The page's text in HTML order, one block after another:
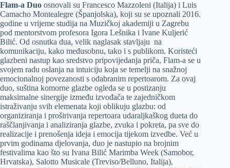
Flam-a Duo osnovali su Francesco Mazzoleni (Italija) i Luis
Camacho Montealegre (Španjolska), koji su se upoznali 2016.
godine u vrijeme studija na Muzičkoj akademiji u Zagrebu
pod mentorstvom profesora Igora Lešnika i Ivane Kuljerić
Bilić. Od osnutka dua, velik naglasak stavljaju na
komunikaciju, kako međusobnu, tako i s publikom. Koristeći
glazbeni nastup kao sredstvo pripovijedanja priča, Flam-a se u
svojem radu oslanja na intuiciju koja se temelji na snažnoj
emocionalnoj povezanosti s odabranim repertoarom. Za ovaj
duo, suština komorne glazbe ogleda se u postizanju
maksimalne sinergije između izvođača te zajedničkom
istraživanju svih elemenata koji oblikuju glazbu: od
organiziranja i proširivanja repertoara udaraljkaškog dueta do
raščlanjivanja i analiziranja glazbe, zvuka i pokreta, pa sve do
realizacije i prenošenja ideja i emocija tijekom izvedbe. Već u
prvim godinama djelovanja, duo je nastupio na brojnim
festivalima kao što su Ivana Bilić Marimba Week (Samobor,
Hrvatska), Salotto Musicale (Treviso/Belluno, Italija),